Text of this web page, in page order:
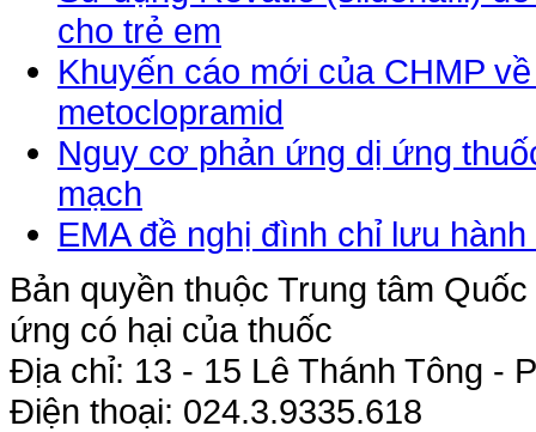
cho trẻ em
Khuyến cáo mới của CHMP
metoclopramid
Nguy cơ phản ứng dị ứng
mạch
EMA đề nghị đình chỉ lưu
Bản quyền thuộc Trung tâm
ứng có hại của thuốc
Địa chỉ: 13 - 15 Lê Thánh Tông -
Điện thoại: 024.3.9335.618